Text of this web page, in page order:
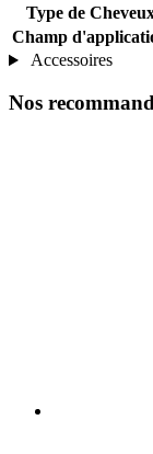
Type de
Champ
Accessoires
Nos